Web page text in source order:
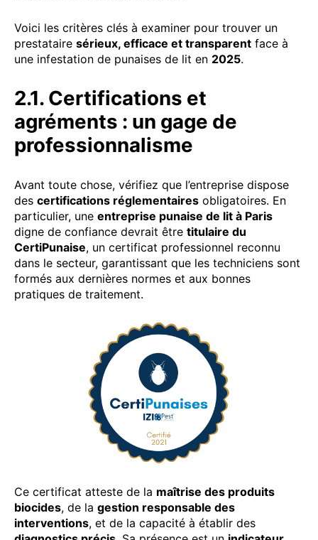
Voici les critères clés à examiner pour trouver un
prestataire sérieux, efficace et transparent face à
une infestation de punaises de lit en 2025.
2.1. Certifications et
agréments : un gage de
professionnalisme
Avant toute chose, vérifiez que l’entreprise dispose
des certifications réglementaires obligatoires. En
particulier, une entreprise punaise de lit à Paris
digne de confiance devrait être titulaire du
CertiPunaise, un certificat professionnel reconnu
dans le secteur, garantissant que les techniciens sont
formés aux dernières normes et aux bonnes
pratiques de traitement.
Ce certificat atteste de la maîtrise des produits
biocides, de la gestion responsable des
interventions, et de la capacité à établir des